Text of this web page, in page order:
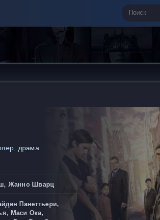
драма
Жанно Шварц
Панеттьери,
Маси Ока,